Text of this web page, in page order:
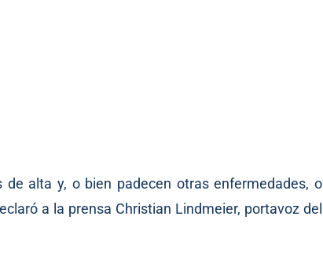
de alta y, o bien padecen otras enfermedades, o
a la prensa Christian Lindmeier, portavoz del